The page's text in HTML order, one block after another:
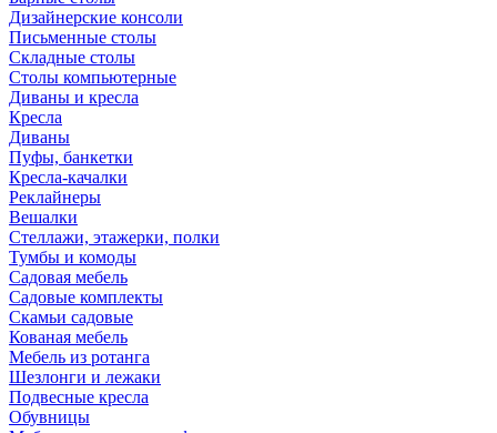
Дизайнерские консоли
Письменные столы
Складные столы
Столы компьютерные
Диваны и кресла
Кресла
Диваны
Пуфы, банкетки
Кресла-качалки
Реклайнеры
Вешалки
Стеллажи, этажерки, полки
Тумбы и комоды
Садовая мебель
Садовые комплекты
Скамьи садовые
Кованая мебель
Мебель из ротанга
Шезлонги и лежаки
Подвесные кресла
Обувницы